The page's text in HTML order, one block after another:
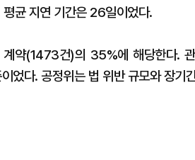
균 지연 기간은 26일이었다.
약(1473건)의 35%에 해당한다.
다. 공정위는 법 위반 규모와 장기